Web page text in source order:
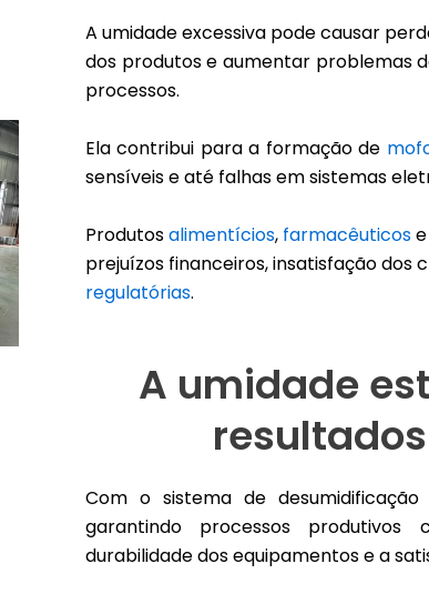
A umidade excessiva pode causar
dos produtos e aumentar problemas
processos.
Ela contribui para a formação de
sensíveis e até falhas em sistemas
Produtosalimentícios, farmacêuticose
prejuízos financeiros, insatisfação dos
regulatórias.
A umidade
Com o sistema de
garantindo processos produtivos
durabilidade dos equipamentos e a